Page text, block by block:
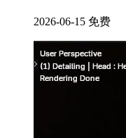
2026-06-15 免费